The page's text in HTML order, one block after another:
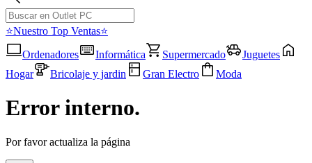
⭐Nuestro Top Ventas⭐
Ordenadores
Informática Supermercado
Juguetes
Hogar
Bricolaje y jardin Gran Electro Moda
Error interno.
Por favor actualiza la página